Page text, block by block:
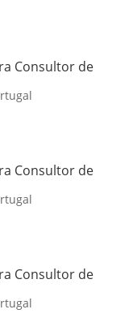
Consultor de
Consultor de
Consultor de